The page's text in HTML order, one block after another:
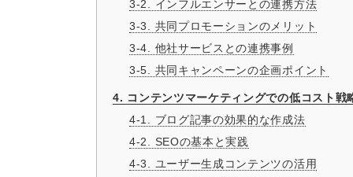
3-2. インフルエンサーとの連携方法
3-3. 共同プロモーションのメリット
3-4. 他社サービスとの連携事例
3-5. 共同キャンペーンの企画ポイント
4. コンテンツマーケティングでの低コスト戦
4-1. ブログ記事の効果的な作成法
4-2. SEOの基本と実践
4-3. ユーザー生成コンテンツの活用